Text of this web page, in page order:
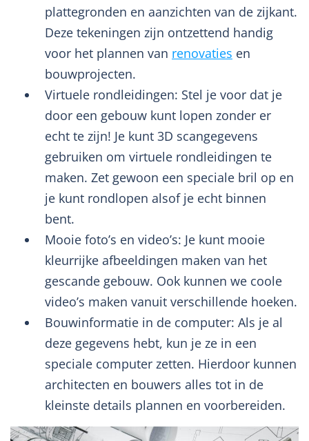
plattegronden en aanzichten van de zijkant.
Deze tekeningen zijn ontzettend handig
voor het plannen van renovaties en
bouwprojecten.
Virtuele rondleidingen: Stel je voor dat je
door een gebouw kunt lopen zonder er
echt te zijn! Je kunt 3D scangegevens
gebruiken om virtuele rondleidingen te
maken. Zet gewoon een speciale bril op en
je kunt rondlopen alsof je echt binnen
bent.
Mooie foto’s en video’s: Je kunt mooie
kleurrijke afbeeldingen maken van het
gescande gebouw. Ook kunnen we coole
video’s maken vanuit verschillende hoeken.
Bouwinformatie in de computer: Als je al
deze gegevens hebt, kun je ze in een
speciale computer zetten. Hierdoor kunnen
architecten en bouwers alles tot in de
kleinste details plannen en voorbereiden.